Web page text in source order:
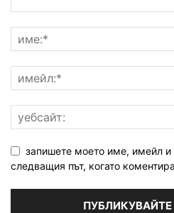
запишете моето име, имейл и
следващия път, когато